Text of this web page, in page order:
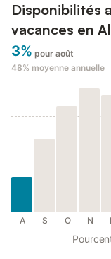
Disponibilités
vacances en
3% pour août
48% moyenne annuelle
A S O N